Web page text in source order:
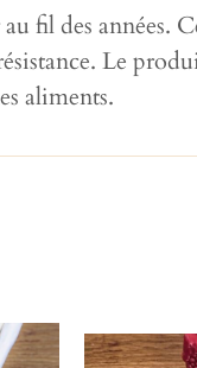
fil des années.
Le
aliments.